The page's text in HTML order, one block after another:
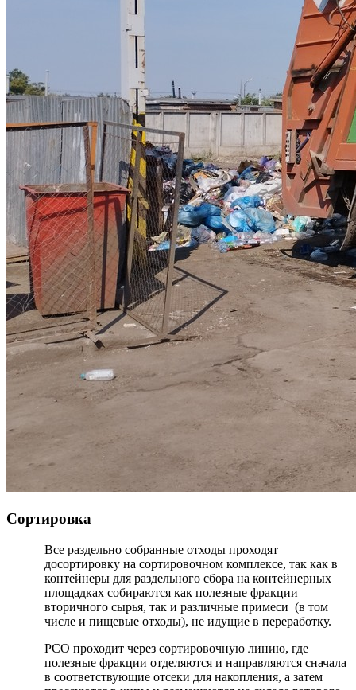
Сортировка
Все раздельно собранные отходы проходят
досортировку на сортировочном комплексе, так как в
контейнеры для раздельного сбора на контейнерных
площадках собираются как полезные фракции
вторичного сырья, так и различные примеси (в том
числе и пищевые отходы), не идущие в переработку.
РСО проходит через сортировочную линию, где
полезные фракции отделяются и направляются сначала
в соответствующие отсеки для накопления, а затем